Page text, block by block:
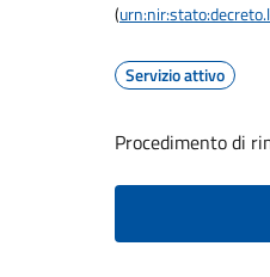
(
Servizio attivo
Procedimento di